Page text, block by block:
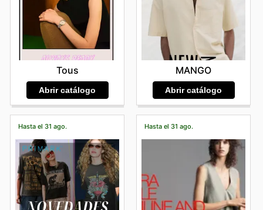
Tous
Abrir catálogo
MANGO
Abrir catálogo
Hasta el 31 ago. Hasta el 31 ago.